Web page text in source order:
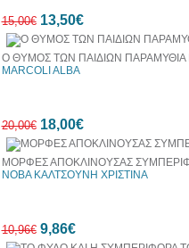
15,00€ 13,50€
Ο ΘΥΜΟΣ ΤΩΝ ΠΑΙΔΙΩΝ ΠΑΡΑΜΥΘΙΑ
MARCOLI ALBA
20,00€ 18,00€
ΜΟΡΦΕΣ ΑΠΟΚΛΙΝΟΥΣΑΣ
ΝΟΒΑ ΚΑΛΤΣΟΥΝΗ ΧΡΙΣΤΙΝΑ
10,96€ 9,86€